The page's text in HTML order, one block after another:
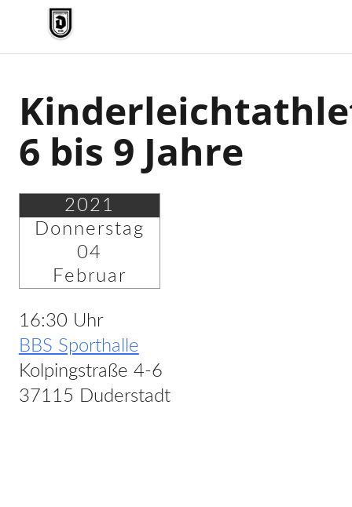
TV Jahn Duderstadt
6 bis 9 Jahre
2021
Donnerstag
04
Februar
16:30 Uhr
BBS Sporthalle
Kolpingstraße 4-6
37115 Duderstadt